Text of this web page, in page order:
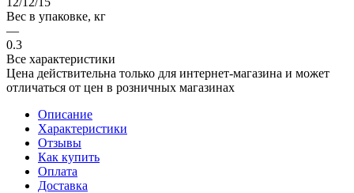
Вес в упаковке, кг
—
0.3
Все характеристики
Цена действительна только для интернет-магазина и может
отличаться от цен в розничных магазинах
Описание
Характеристики
Отзывы
Как купить
Оплата
Доставка